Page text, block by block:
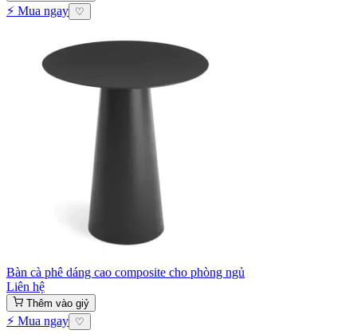
⚡ Mua ngay ♡
Bàn cà phê dáng cao composite cho phòng ngủ
Liên hệ
Thêm vào giỷ
⚡ Mua ngay ♡